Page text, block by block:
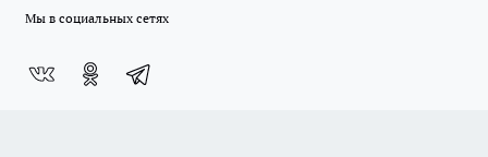
Мы в социальных сетях